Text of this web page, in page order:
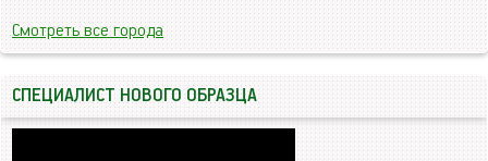
Смотреть все города
СПЕЦИАЛИСТ НОВОГО ОБРАЗЦА